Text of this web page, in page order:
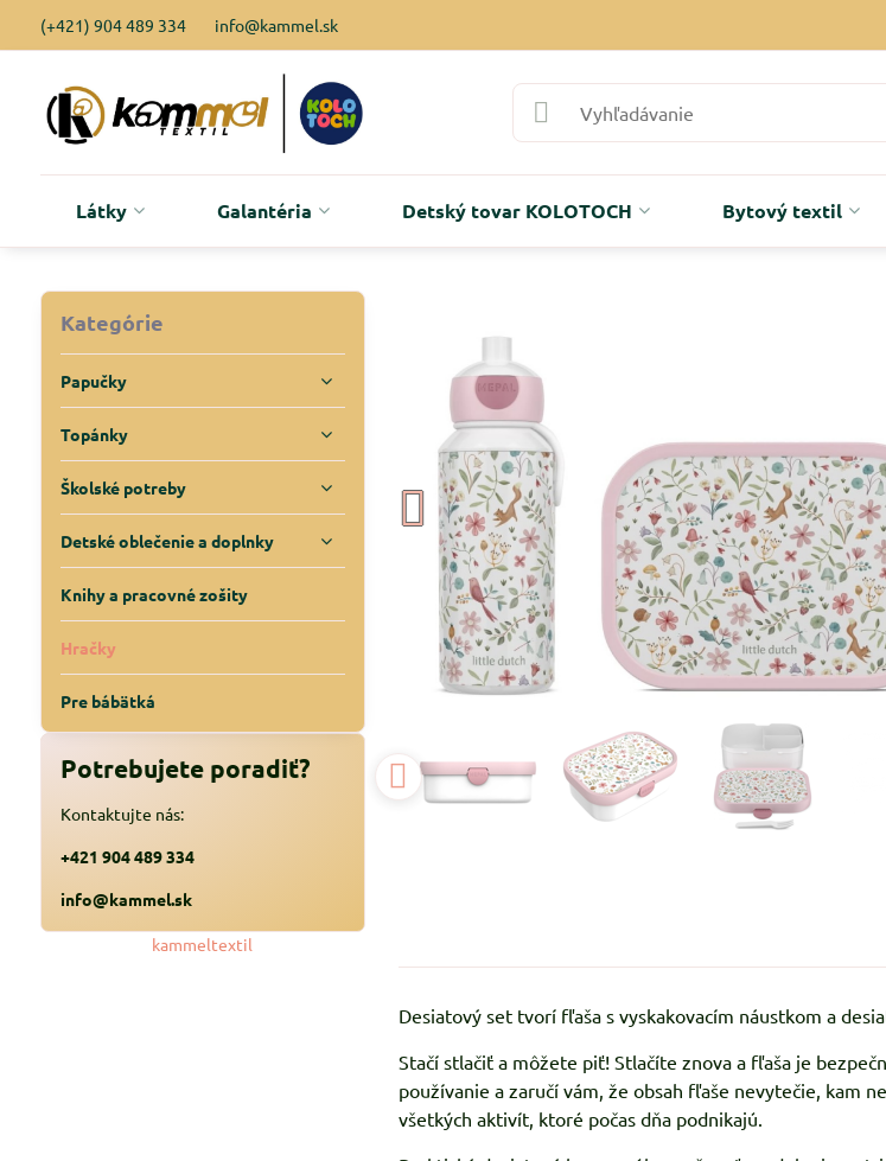
(+421) 904 489 334 info@kammel.sk
Látky Galantéria Detský tovar KOLOTOCH Bytový textil
Desiatový set tvorí fľaša s vyskakovacím náustkom a
Stačí stlačiť a môžete piť! Stlačíte znova a fľaša je
používanie a zaručí vám, že obsah fľaše nevytečie, kam
všetkých aktivít, ktoré počas dňa podnikajú.
Kategórie
Papučky
Topánky
Školské potreby
Detské oblečenie a doplnky
Knihy a pracovné zošity
Hračky
Pre bábätká
Potrebujete poradiť?
Kontaktujte nás:
+421 904 489 334
info@kammel.sk
kammeltextil